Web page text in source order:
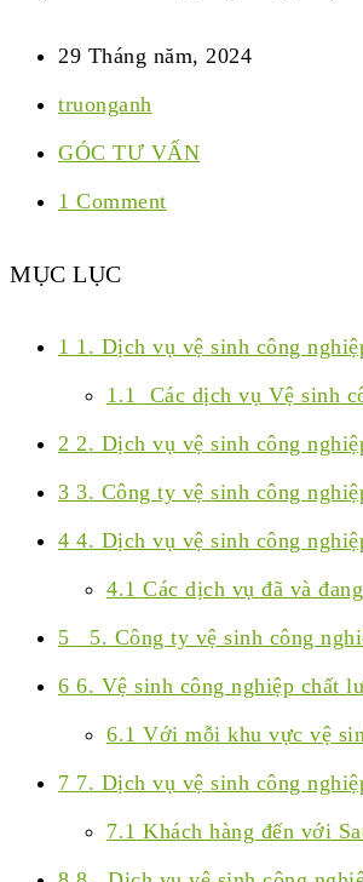
29 Tháng năm, 2024
truonganh
GÓC TƯ VẤN
1 Comment
MỤC LỤC
1 1. Dịch vụ vệ sinh công
1.1
Các dịch vụ Vệ sinh
2 2. Dịch vụ vệ sinh công
3 3. Công ty vệ sinh công
4 4. Dịch vụ vệ sinh công
4.1 Các dịch vụ đã và
5 5. Công ty vệ sinh công
6 6. Vệ sinh công nghiệp chất
6.1 Với mỗi khu vực vệ
7 7. Dịch vụ vệ sinh công
7.1 Khách hàng đến với